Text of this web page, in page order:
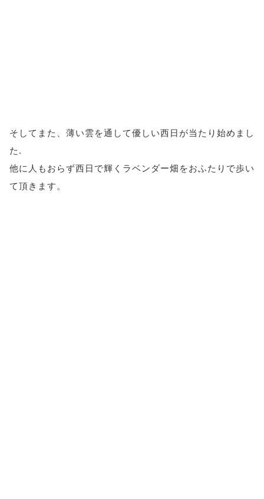
そしてまた、薄い雲を通して優しい西日が当たり始めまし
た.
他に人もおらず西日で輝くラベンダー畑をおふたりで歩い
て頂きます。